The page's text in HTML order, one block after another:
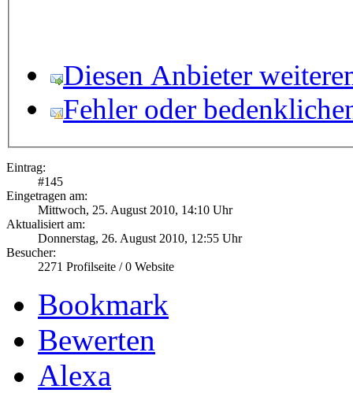
Diesen Anbieter
Fehler oder
Eintrag:
#145
Eingetragen am:
Mittwoch, 25. August 2010, 14:10 Uhr
Aktualisiert am:
Donnerstag, 26. August 2010, 12:55 Uhr
Besucher:
2271 Profilseite /0 Website
Bookmark
Bewerten
Alexa